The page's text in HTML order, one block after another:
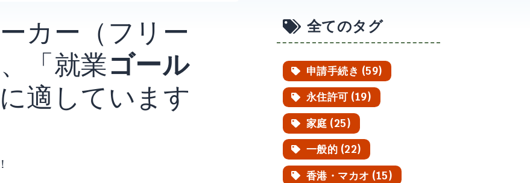
カー（フリー
「就業ゴール
適しています
全てのタグ
申請手続き (59)
永住許可 (19)
家庭 (25)
一般的 (22)
香港・マカオ (15)